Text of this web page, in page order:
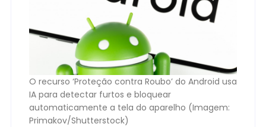
O recurso ‘Proteção contra Roubo’ do Android usa
IA para detectar furtos e bloquear
automaticamente a tela do aparelho (Imagem:
Primakov/Shutterstock)